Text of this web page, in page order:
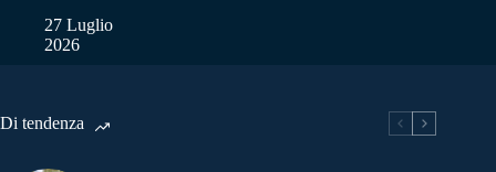
27 Luglio
2026
Di tendenza